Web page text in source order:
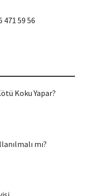
471 59 56
Koku Yapar?
mı?